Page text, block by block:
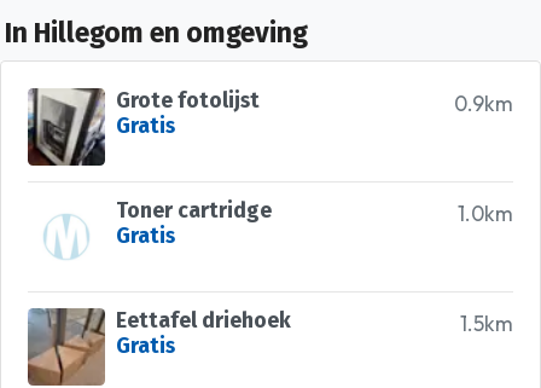
In Hillegom en omgeving
0.9km
Grote fotolijst
Gratis
1.0km
Toner cartridge
Gratis
1.5km
Eettafel driehoek
Gratis